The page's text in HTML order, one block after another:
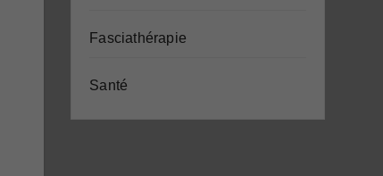
Fasciathérapie
Santé